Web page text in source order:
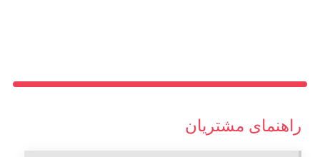
راهنمای مشتریان